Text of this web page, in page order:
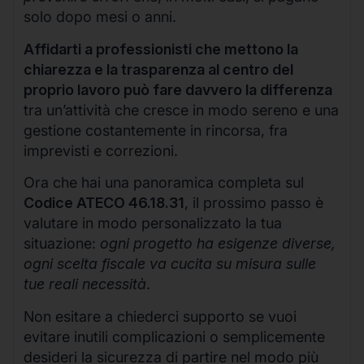
solo dopo mesi o anni.
Affidarti a professionisti che mettono la
chiarezza e la trasparenza al centro del
proprio lavoro può fare davvero la differenza
tra un’attività che cresce in modo sereno e una
gestione costantemente in rincorsa, fra
imprevisti e correzioni.
Ora che hai una panoramica completa sul
Codice ATECO 46.18.31, il prossimo passo è
valutare in modo personalizzato la tua
situazione: ogni progetto ha esigenze diverse,
ogni scelta fiscale va cucita su misura sulle
tue reali necessità.
Non esitare a chiederci supporto se vuoi
evitare inutili complicazioni o semplicemente
desideri la sicurezza di partire nel modo più